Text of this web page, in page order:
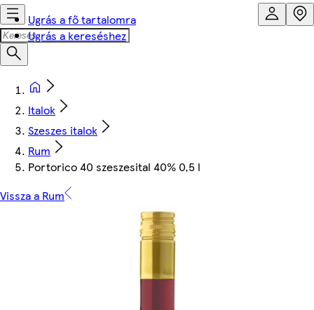
Ugrás a fő tartalomra
Ugrás a kereséshez
Italok
Szeszes italok
Rum
Portorico 40 szeszesital 40% 0,5 l
Vissza a Rum